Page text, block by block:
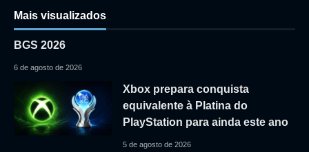
Mais visualizados
BGS 2026
6 de agosto de 2026
Xbox prepara conquista
equivalente à Platina do
PlayStation para ainda este ano
5 de agosto de 2026